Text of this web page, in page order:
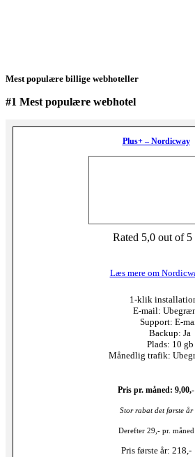
Mest populære billige webhoteller
#1 Mest populære webhotel
Plus+ – Nordicway
Rated 5,0 out of 5
Læs mere om
1-klik
E-mail:
Support: E-
Backup: Ja
Plads: 10 gb
Månedlig trafik:
Pris pr. måned: 9,00,-
Stor rabat det første år
Derefter 29,- pr. måned
Pris første år: 218,-